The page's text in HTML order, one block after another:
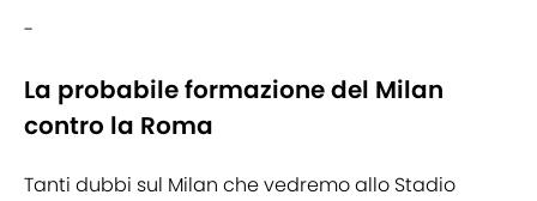
-
La probabile formazione del Milan
contro la Roma
Tanti dubbi sul Milan che vedremo allo Stadio